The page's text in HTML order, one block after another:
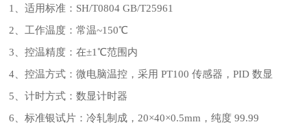
1、适用标准：SH/T0804 GB/T25961
2、工作温度：常温~150℃
3、控温精度：在±1℃范围内
4、控温方式：微电脑温控，采用 PT100 传感器，PID 数显
5、计时方式：数显计时器
6、标准银试片：冷轧制成，20×40×0.5mm，纯度 99.99